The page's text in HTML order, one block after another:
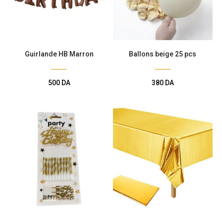
Guirlande HB Marron
500 DA
Ballons beige 25 pcs
380 DA